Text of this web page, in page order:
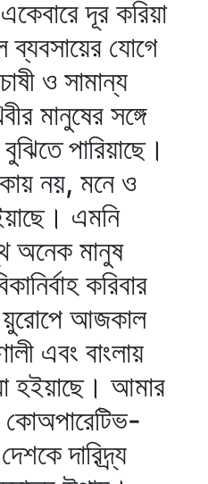
দূর করিয়া
যোগে
ও সামান্য
মানুষের সঙ্গে
পারিয়াছে।
নয়, মনে ও
এমনি
অনেক মানুষ
করিবার
য়ুরোপে আজকাল
এবং বাংলায়
হইয়াছে। আমার
দারিদ্র্য